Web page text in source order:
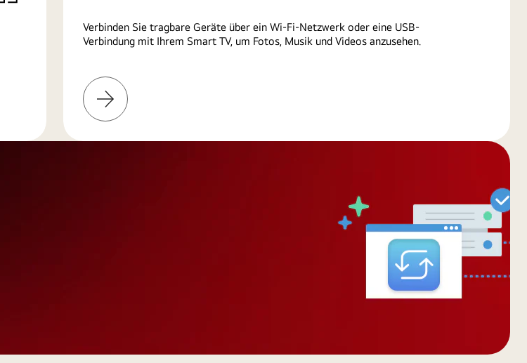
Verbinden Sie tragbare Geräte über ein Wi-Fi-Netzwerk oder eine USB-
Verbindung mit Ihrem Smart TV, um Fotos, Musik und Videos anzusehen.
Weitere
Informationen